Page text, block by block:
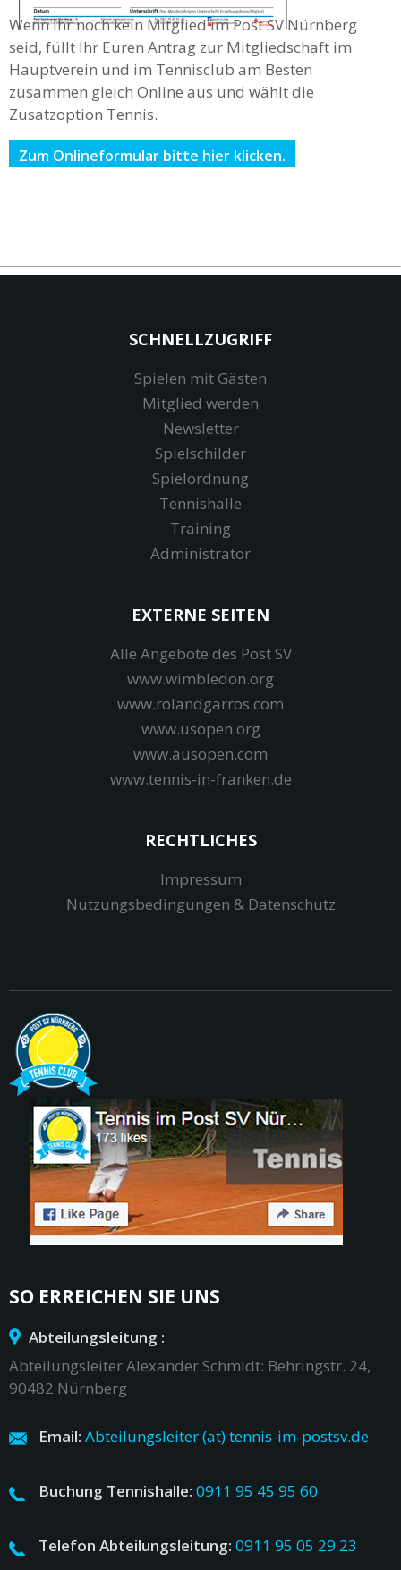
Wenn Ihr noch kein Mitglied im Post SV Nürnberg
seid, füllt Ihr Euren Antrag zur Mitgliedschaft im
Hauptverein und im Tennisclub am Besten
zusammen gleich Online aus und wählt die
Zusatzoption Tennis.
Zum Onlineformular bitte hier klicken.
SCHNELLZUGRIFF
Spielen mit Gästen
Mitglied werden
Newsletter
Spielschilder
Spielordnung
Tennishalle
Training
Administrator
EXTERNE SEITEN
Alle Angebote des Post SV
www.wimbledon.org
www.rolandgarros.com
www.usopen.org
www.ausopen.com
www.tennis-in-franken.de
RECHTLICHES
Impressum
Nutzungsbedingungen & Datenschutz
SO ERREICHEN SIE UNS
Abteilungsleitung :
Abteilungsleiter Alexander Schmidt: Behringstr. 24,
90482 Nürnberg
Email: Abteilungsleiter (at) tennis-im-postsv.de
Buchung Tennishalle: 0911 95 45 95 60
Telefon Abteilungsleitung: 0911 95 05 29 23